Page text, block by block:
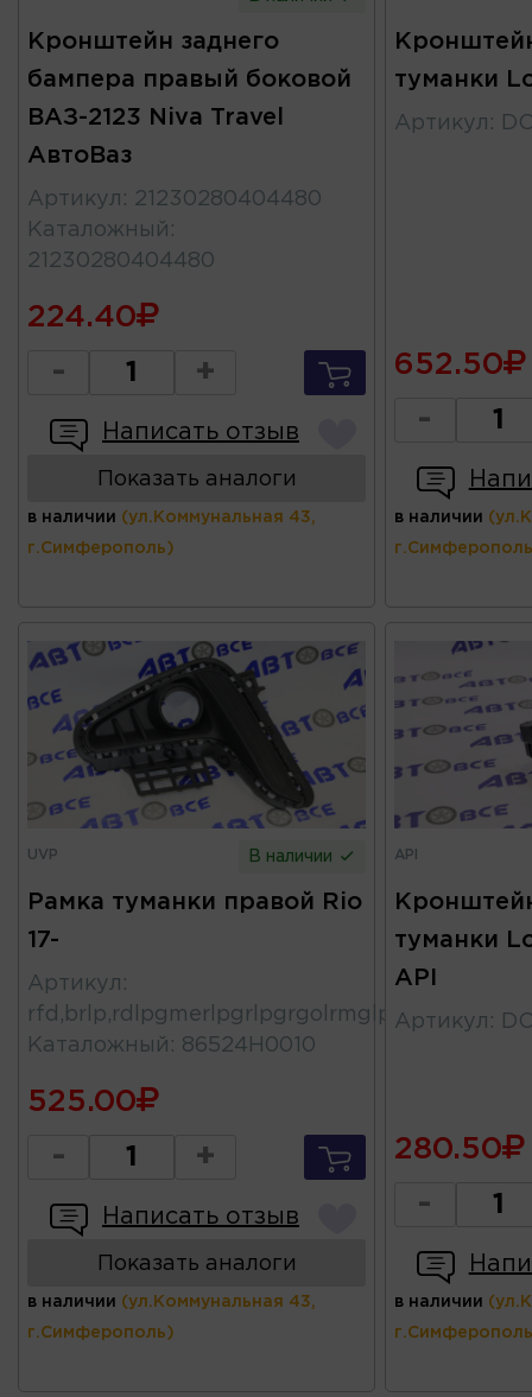
Кронштейн заднего
бампера правый боковой
ВАЗ-2123 Niva Travel
АвтоВаз
Артикул : 21230280404480
Каталожный :
21230280404480
224.40
- +
Написать отзыв
Показать аналоги
в наличии (ул.Коммунальная 43,
г.Симферополь)
туманки
Артикул :
652.50
-
в наличии
UVP В наличии
Рамка туманки правой Rio
17-
Артикул :
rfd,brlp,rdlpgmerlpgrlpgrgolrmglpr,rlpeg,rlpg
Каталожный : 86524H0010
525.00
- +
Написать отзыв
Показать аналоги
в наличии (ул.Коммунальная 43,
г.Симферополь)
API
туманки
API
Артикул :
280.50
-
в наличии